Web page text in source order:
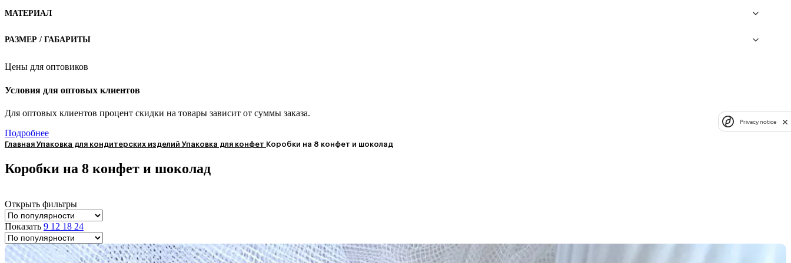
МАТЕРИАЛ
РАЗМЕР / ГАБАРИТЫ
Цены для оптовиков
Условия для оптовых клиентов
Для оптовых клиентов процент скидки на товары зависит от суммы заказа.
Подробнее
Главная Упаковка для кондитерских изделий Упаковка для конфет Коробки на 8 конфет и шоколад
Коробки на 8 конфет и шоколад
Открыть фильтры
Показать 9 12 18 24
Privacy notice